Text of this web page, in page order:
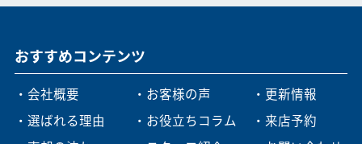
おすすめコンテンツ
・会社概要
・選ばれる理由
・お客様の声
・お役立ちコラム
・更新情報
・来店予約